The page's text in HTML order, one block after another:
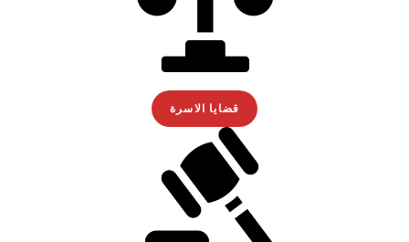
قضايا الاسرة